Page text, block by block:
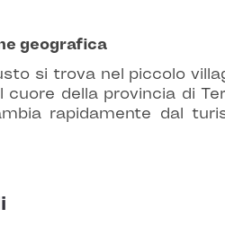
geografica
si trova nel piccolo
cuore della provincia di
rapidamente dal